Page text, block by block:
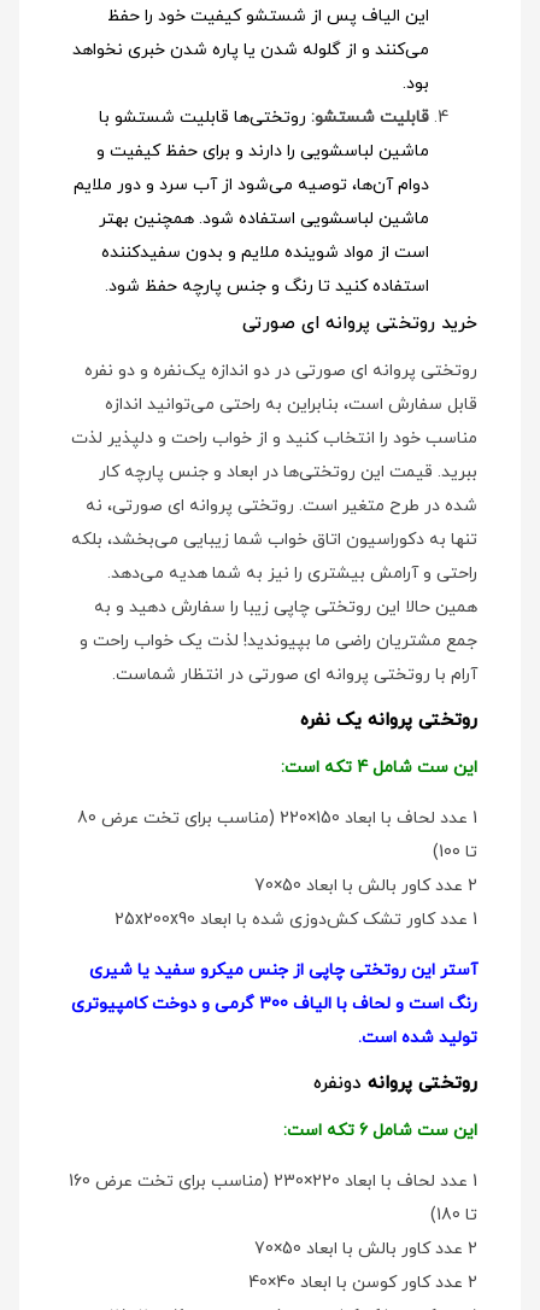
این الیاف پس از شستشو کیفیت خود را حفظ
می‌کنند و از گلوله شدن یا پاره شدن خبری نخواهد
بود.
قابلیت شستشو: روتختی‌ها قابلیت شستشو با
ماشین لباسشویی را دارند و برای حفظ کیفیت و
دوام آن‌ها، توصیه می‌شود از آب سرد و دور ملایم
ماشین لباسشویی استفاده شود. همچنین بهتر
است از مواد شوینده ملایم و بدون سفیدکننده
استفاده کنید تا رنگ و جنس پارچه حفظ شود.
خرید روتختی پروانه ای صورتی
روتختی پروانه ای صورتی در دو اندازه یک‌نفره و دو نفره
قابل سفارش است، بنابراین به راحتی می‌توانید اندازه
مناسب خود را انتخاب کنید و از خواب راحت و دلپذیر لذت
ببرید. قیمت این روتختی‌ها در ابعاد و جنس پارچه کار
شده در طرح متغیر است. روتختی پروانه ای صورتی، نه
تنها به دکوراسیون اتاق خواب شما زیبایی می‌بخشد، بلکه
راحتی و آرامش بیشتری را نیز به شما هدیه می‌دهد.
همین حالا این روتختی چاپی زیبا را سفارش دهید و به
جمع مشتریان راضی ما بپیوندید! لذت یک خواب راحت و
آرام با روتختی پروانه ای صورتی در انتظار شماست.
روتختی پروانه یک نفره
این ست شامل 4 تکه است:
1 عدد لحاف با ابعاد 150×220 (مناسب برای تخت عرض 80
تا 100)
2 عدد کاور بالش با ابعاد 50×70
1 عدد کاور تشک کش‌دوزی شده با ابعاد 25x200x90
آستر این روتختی چاپی از جنس میکرو سفید یا شیری
رنگ است و لحاف با الیاف 300 گرمی و دوخت کامپیوتری
تولید شده است.
روتختی پروانه دو‌نفره
این ست شامل 6 تکه است:
1 عدد لحاف با ابعاد 220×230 (مناسب برای تخت عرض 160
تا 180)
2 عدد کاور بالش با ابعاد 50×70
2 عدد کاور کوسن با ابعاد 40×40